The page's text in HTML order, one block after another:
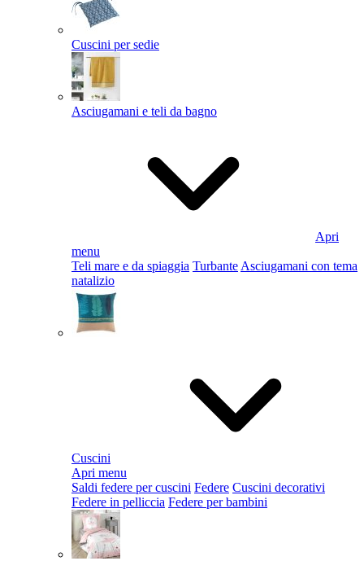
Cuscini per sedie
Asciugamani e teli da bagno
Apri
menu
Teli mare e da spiaggia Turbante Asciugamani con tema
natalizio
Cuscini
Apri menu
Saldi federe per cuscini Federe Cuscini decorativi
Federe in pelliccia Federe per bambini